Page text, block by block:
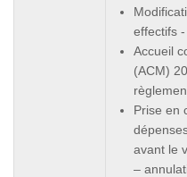
effectifs -
Accueil
(ACM)
Prise en
avant le
–